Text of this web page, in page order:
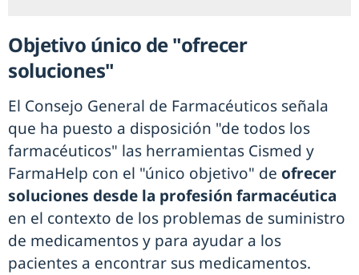
Objetivo único de "ofrecer
soluciones"
El Consejo General de Farmacéuticos señala
que ha puesto a disposición "de todos los
farmacéuticos" las herramientas Cismed y
FarmaHelp con el "único objetivo" de ofrecer
soluciones desde la profesión farmacéutica
en el contexto de los problemas de suministro
de medicamentos y para ayudar a los
pacientes a encontrar sus medicamentos.